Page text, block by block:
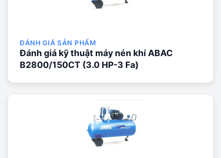
ĐÁNH GIÁ SẢN PHẨM
Đánh giá kỹ thuật máy nén khí ABAC
B2800/150CT (3.0 HP-3 Fa)